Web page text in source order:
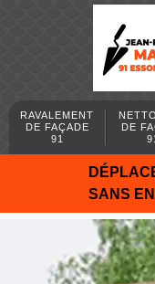
RAVALEMENT
DE FAÇADE
91
DE
SANS